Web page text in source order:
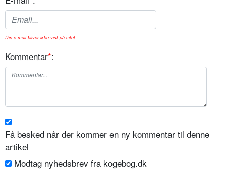
Din e-mail bliver ikke vist på sitet.
Kommentar*:
Få besked når der kommer en ny kommentar til denne
artikel
Modtag nyhedsbrev fra kogebog.dk